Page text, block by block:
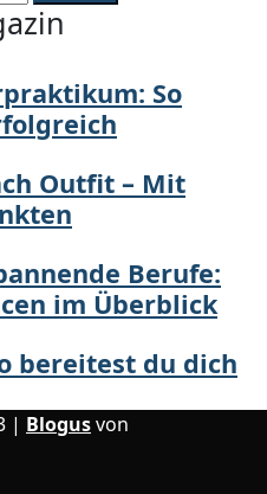
So
Outfit – Mit
Berufe:
im Überblick
bereitest du dich
| Blogusvon